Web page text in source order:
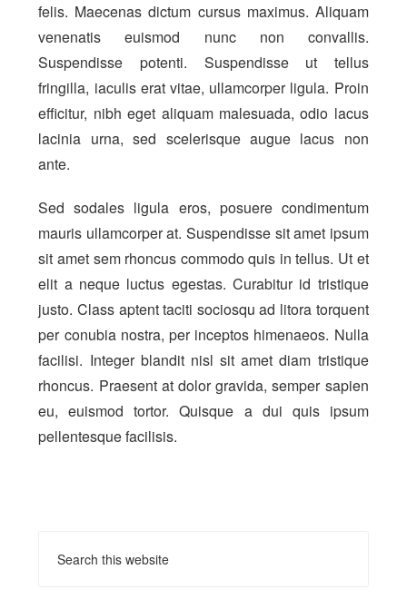
felis. Maecenas dictum cursus maximus. Aliquam
venenatis euismod nunc non convallis.
Suspendisse potenti. Suspendisse ut tellus
fringilla, iaculis erat vitae, ullamcorper ligula. Proin
efficitur, nibh eget aliquam malesuada, odio lacus
lacinia urna, sed scelerisque augue lacus non
ante.
Sed sodales ligula eros, posuere condimentum
mauris ullamcorper at. Suspendisse sit amet ipsum
sit amet sem rhoncus commodo quis in tellus. Ut et
elit a neque luctus egestas. Curabitur id tristique
justo. Class aptent taciti sociosqu ad litora torquent
per conubia nostra, per inceptos himenaeos. Nulla
facilisi. Integer blandit nisl sit amet diam tristique
rhoncus. Praesent at dolor gravida, semper sapien
eu, euismod tortor. Quisque a dui quis ipsum
pellentesque facilisis.